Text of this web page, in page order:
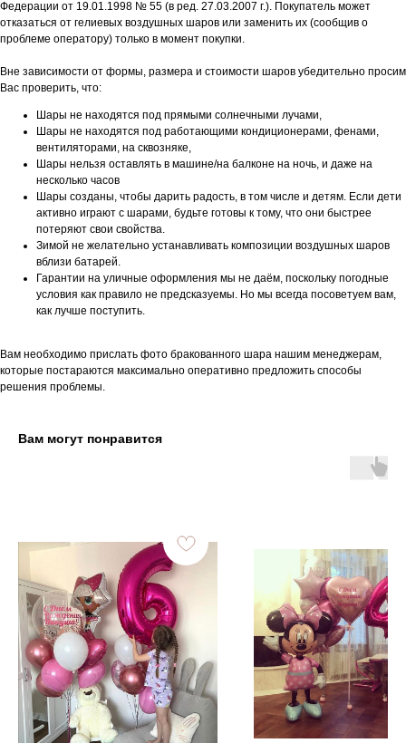
Федерации от 19.01.1998 № 55 (в ред. 27.03.2007 г.). Покупатель может
отказаться от гелиевых воздушных шаров или заменить их (сообщив о
проблеме оператору) только в момент покупки.
Вне зависимости от формы, размера и стоимости шаров убедительно просим
Вас проверить, что:
Шары не находятся под прямыми солнечными лучами,
Шары не находятся под работающими кондиционерами, фенами,
вентиляторами, на сквозняке,
Шары нельзя оставлять в машине/на балконе на ночь, и даже на
несколько часов
Шары созданы, чтобы дарить радость, в том числе и детям. Если дети
активно играют с шарами, будьте готовы к тому, что они быстрее
потеряют свои свойства.
Зимой не желательно устанавливать композиции воздушных шаров
вблизи батарей.
Гарантии на уличные оформления мы не даём, поскольку погодные
условия как правило не предсказуемы. Но мы всегда посоветуем вам,
как лучше поступить.
Вам необходимо прислать фото бракованного шара нашим менеджерам,
которые постараются максимально оперативно предложить способы
решения проблемы.
Вам могут понравится